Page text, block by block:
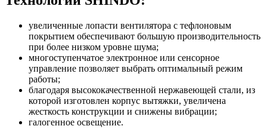
увеличенные лопасти вентилятора с тефлоновым
покрытием обеспечивают большую производительность
при более низком уровне шума;
многоступенчатое электронное или сенсорное
управление позволяет выбрать оптимальный режим
работы;
благодаря высококачественной нержавеющей стали, из
которой изготовлен корпус вытяжки, увеличена
жесткость конструкции и снижены вибрации;
галогенное освещение.